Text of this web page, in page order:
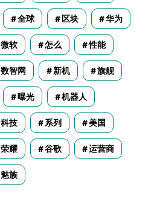
全球 区块 华为
微软 怎么 性能
数智网 新机 旗舰
曝光 机器人
科技 系列 美国
荣耀 谷歌 运营商
魅族